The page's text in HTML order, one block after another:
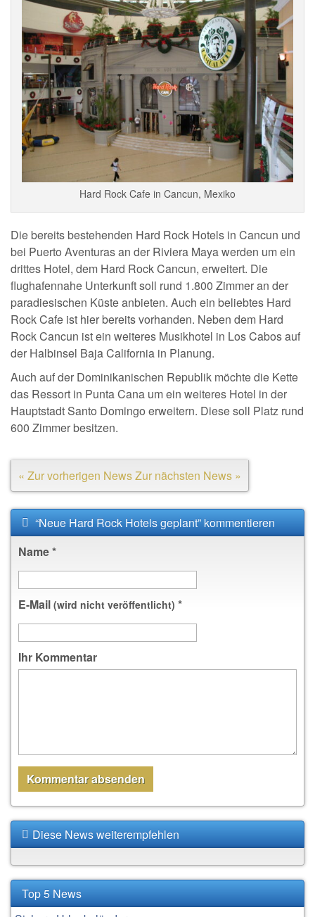
Hard Rock Cafe in Cancun, Mexiko
Die bereits bestehenden Hard Rock Hotels in Cancun und
bei Puerto Aventuras an der Riviera Maya werden um ein
drittes Hotel, dem Hard Rock Cancun, erweitert. Die
flughafennahe Unterkunft soll rund 1.800 Zimmer an der
paradiesischen Küste anbieten. Auch ein beliebtes Hard
Rock Cafe ist hier bereits vorhanden. Neben dem Hard
Rock Cancun ist ein weiteres Musikhotel in Los Cabos auf
der Halbinsel Baja California in Planung.
Auch auf der Dominikanischen Republik möchte die Kette
das Ressort in Punta Cana um ein weiteres Hotel in der
Hauptstadt Santo Domingo erweitern. Diese soll Platz rund
600 Zimmer besitzen.
« Zur vorherigen NewsZur nächsten News »
“Neue Hard Rock Hotels geplant” kommentieren
Name*
E-Mail (wird nicht veröffentlicht) *
Ihr Kommentar
Diese News weiterempfehlen
Top 5 News